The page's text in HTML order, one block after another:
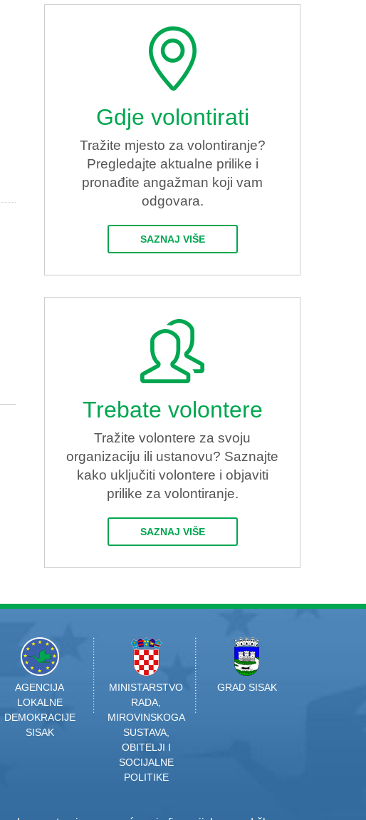
Gdje volontirati
Tražite mjesto za volontiranje?
Pregledajte aktualne prilike i
pronađite angažman koji vam
odgovara.
SAZNAJ VIŠE
Trebate volontere
Tražite volontere za svoju
organizaciju ili ustanovu? Saznajte
kako uključiti volontere i objaviti
prilike za volontiranje.
SAZNAJ VIŠE
AGENCIJA
LOKALNE
DEMOKRACIJE
SISAK
MINISTARSTVO
RADA,
MIROVINSKOGA
SUSTAVA,
OBITELJI I
SOCIJALNE
POLITIKE
GRAD SISAK